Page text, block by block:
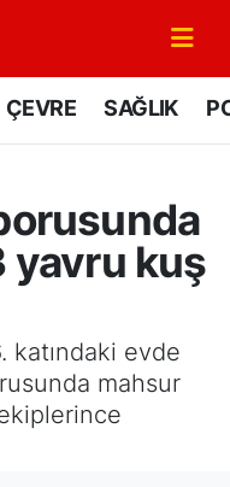
ÇEVRE SAĞLIK
yavru kuş
katındaki evde
mahsur
ve Fikstür